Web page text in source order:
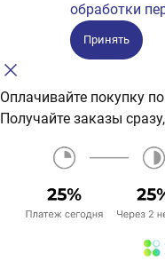
обработки
Принять
Оплачивайте покупку
Получайте заказы